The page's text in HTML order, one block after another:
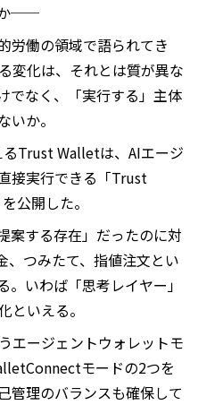
か──
労働の領域で語られてき
変化は、それとは質が異な
でなく、「実行する」主体
いか。
Trust Walletは、AIエージ
接実行できる「Trust
公開した。
案する存在」だったのに対
、つみたて、指値注文とい
いわば「思考レイヤー」
といえる。
エージェントウォレットモ
モードの2つを
管理のバランスも確保して